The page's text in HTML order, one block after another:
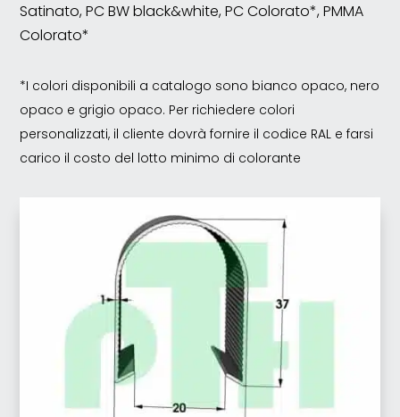
Satinato, PC BW black&white, PC Colorato*, PMMA
Colorato*
*I colori disponibili a catalogo sono bianco opaco, nero
opaco e grigio opaco. Per richiedere colori
personalizzati, il cliente dovrà fornire il codice RAL e farsi
carico il costo del lotto minimo di colorante